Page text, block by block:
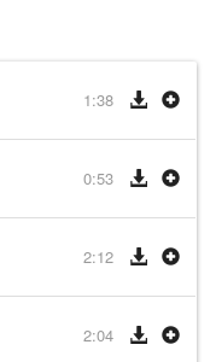
1:38
0:53
2:12
2:04